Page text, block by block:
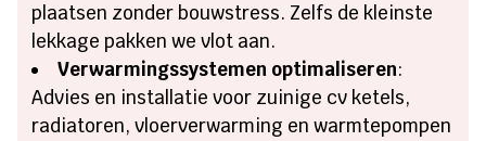
plaatsen zonder bouwstress. Zelfs de kleinste
lekkage pakken we vlot aan.
Verwarmingssystemen optimaliseren:
Advies en installatie voor zuinige cv ketels,
radiatoren, vloerverwarming en warmtepompen